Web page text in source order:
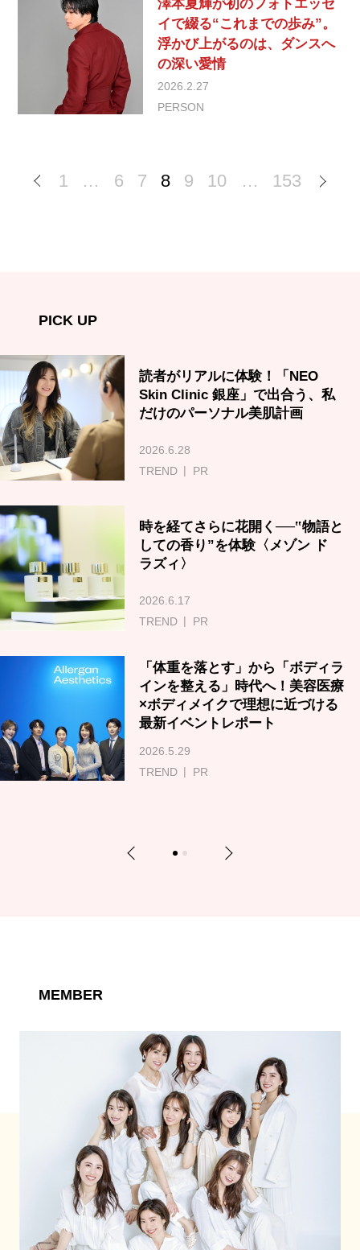
澤本夏輝が初のフォトエッセ
イで綴る“これまでの歩み”。
浮かび上がるのは、ダンスへ
の深い愛情
2026.2.27
PERSON
1 … 6 7 8 9 10 … 153
PICK UP
読者がリアルに体験！「NEO
Skin Clinic 銀座」で出合う、私
だけのパーソナル美肌計画
2026.6.28
TREND
PR
時を経てさらに花開く──‟物語と
しての香り”を体験〈メゾン ド
ラズィ〉
2026.6.17
TREND
PR
「体重を落とす」から「ボディラ
インを整える」時代へ！美容医療
×ボディメイクで理想に近づける
最新イベントレポート
2026.5.29
TREND
PR
Previous 1 2 Next
MEMBER